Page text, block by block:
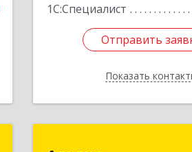
1С:Специалист
Отправить
Показать
Отправить
Назад